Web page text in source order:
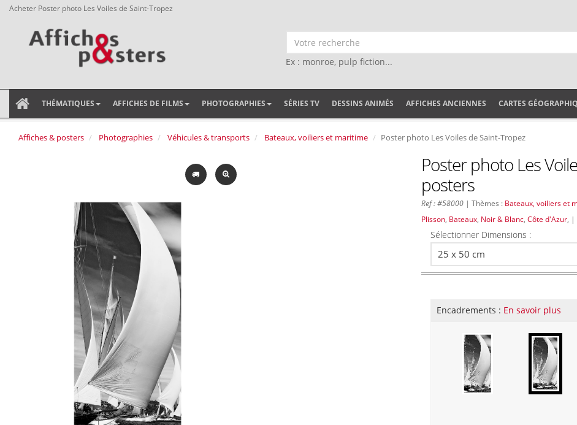
Acheter Poster photo Les Voiles de Saint-Tropez
Ex : monroe, pulp fiction...
THÉMATIQUES AFFICHES DE FILMS PHOTOGRAPHIES SÉRIES TV DESSINS ANIMÉS AFFICHES ANCIENNES CARTES
Affiches & posters Photographies Véhicules & transports Bateaux, voiliers et maritime Poster photo Les Voiles de Saint-Tropez
Poster photo Les
posters
Ref : #58000 | Thèmes : Bateaux, voiliers et
Plisson Bateaux Noir & Blanc Côte d'Azur ,
Sélectionner Dimensions :
Encadrements : En savoir plus